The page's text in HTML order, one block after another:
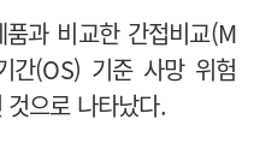
과 비교한 간접비교(M
간(OS) 기준 사망 위험
으로 나타났다.